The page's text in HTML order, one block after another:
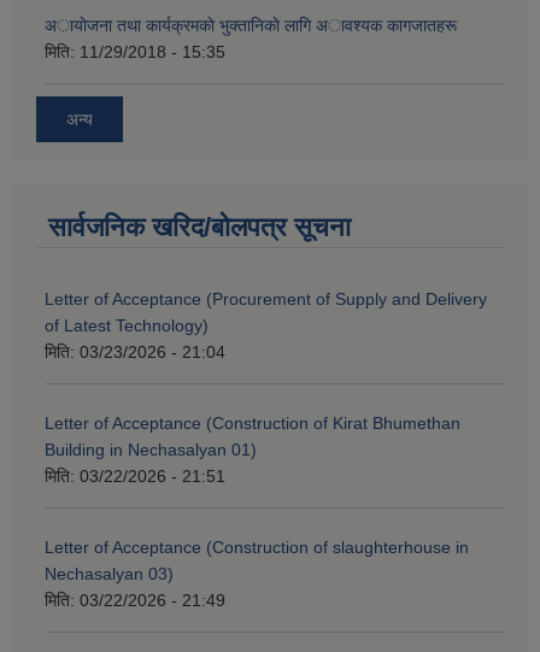
अायाेजना तथा कार्यक्रमकाे भुक्तानिकाे लागि अावश्यक कागजातहरू
मिति: 11/29/2018 - 15:35
अन्य
सार्वजनिक खरिद/बोलपत्र सूचना
Letter of Acceptance (Procurement of Supply and Delivery
of Latest Technology)
मिति: 03/23/2026 - 21:04
Letter of Acceptance (Construction of Kirat Bhumethan
Building in Nechasalyan 01)
मिति: 03/22/2026 - 21:51
Letter of Acceptance (Construction of slaughterhouse in
Nechasalyan 03)
मिति: 03/22/2026 - 21:49